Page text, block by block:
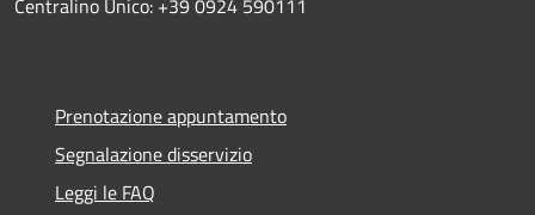
Centralino Unico: +39 0924 590111
Prenotazione appuntamento
Segnalazione disservizio
Leggi le FAQ